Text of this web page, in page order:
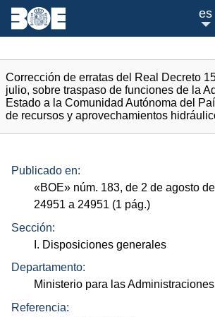
es
Corrección de erratas del Real Decreto
julio, sobre traspaso de funciones de la
Estado a la Comunidad Autónoma del
de recursos y aprovechamientos
Publicado en:
«BOE» núm. 183, de 2 de agosto
24951 a 24951 (1 pág.)
Sección:
I. Disposiciones generales
Departamento:
Ministerio para las
Referencia: